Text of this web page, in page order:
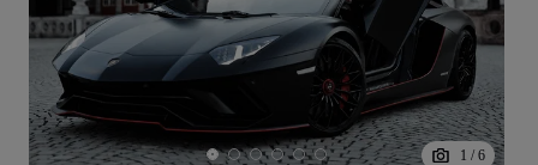
1 / 6